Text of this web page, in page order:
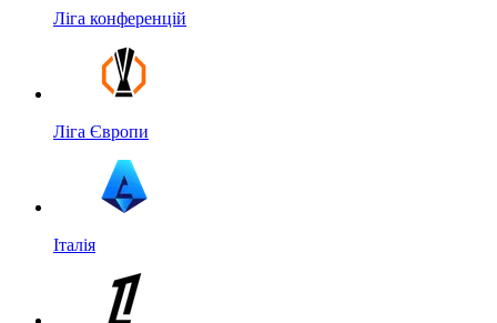
Ліга конференцій
Ліга Європи
Італія